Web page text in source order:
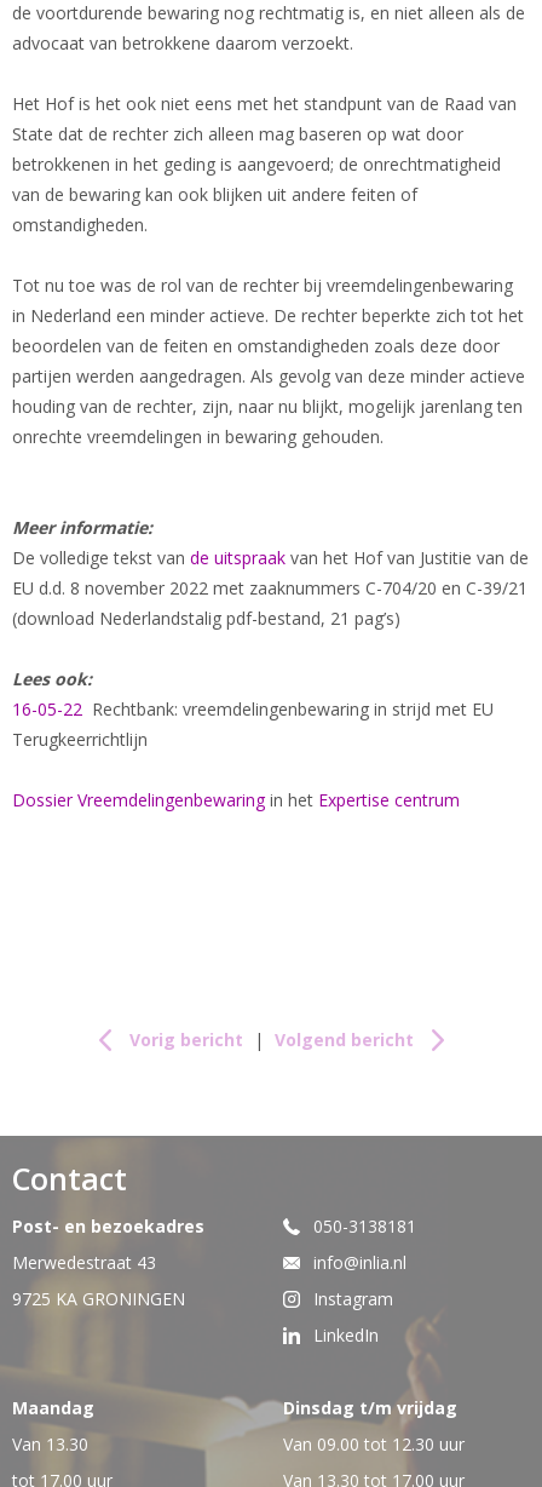
de voortdurende bewaring nog rechtmatig is, en niet alleen als de
advocaat van betrokkene daarom verzoekt.
Het Hof is het ook niet eens met het standpunt van de Raad van
State dat de rechter zich alleen mag baseren op wat door
betrokkenen in het geding is aangevoerd; de onrechtmatigheid
van de bewaring kan ook blijken uit andere feiten of
omstandigheden.
Tot nu toe was de rol van de rechter bij vreemdelingenbewaring
in Nederland een minder actieve. De rechter beperkte zich tot het
beoordelen van de feiten en omstandigheden zoals deze door
partijen werden aangedragen. Als gevolg van deze minder actieve
houding van de rechter, zijn, naar nu blijkt, mogelijk jarenlang ten
onrechte vreemdelingen in bewaring gehouden.
Meer informatie:
De volledige tekst van de uitspraak van het Hof van Justitie van de
EU d.d. 8 november 2022 met zaaknummers C-704/20 en C-39/21
(download Nederlandstalig pdf-bestand, 21 pag’s)
Lees ook:
16-05-22 Rechtbank: vreemdelingenbewaring in strijd met EU
Terugkeerrichtlijn
Dossier Vreemdelingenbewaringin het Expertise centrum
Vorig bericht | Volgend bericht
Contact
Post- en bezoekadres
Merwedestraat 43
9725 KA GRONINGEN
050-3138181
info@inlia.nl
Instagram
LinkedIn
Maandag
Van 13.30
tot 17.00 uur
Dinsdag t/m vrijdag
Van 09.00 tot 12.30 uur
Van 13.30 tot 17.00 uur